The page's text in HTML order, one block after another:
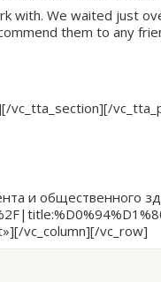
with. We waited just
them to any
vc_tta_section][/
и общественного
vc_column][/vc_row]